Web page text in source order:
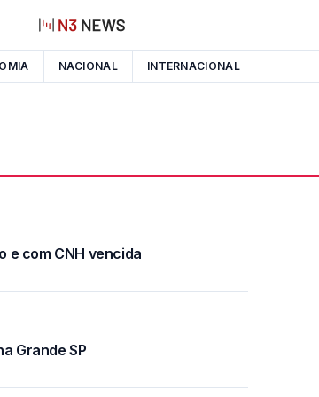
NACIONAL INTERNACIONAL
e com CNH vencida
Grande SP